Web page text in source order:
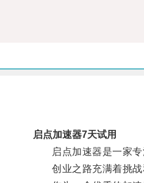
启点加速器7天试用
启点加速器是一家专
创业之路充满着挑战